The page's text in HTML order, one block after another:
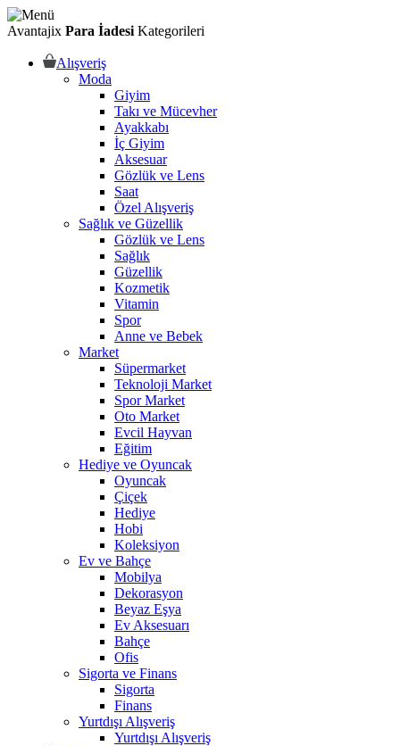
Avantajix Para İadesi Kategorileri
Alışveriş
Moda
Giyim
Takı ve Mücevher
Ayakkabı
İç Giyim
Aksesuar
Gözlük ve Lens
Saat
Özel Alışveriş
Sağlık ve Güzellik
Gözlük ve Lens
Sağlık
Güzellik
Kozmetik
Vitamin
Spor
Anne ve Bebek
Market
Süpermarket
Teknoloji Market
Spor Market
Oto Market
Evcil Hayvan
Eğitim
Hediye ve Oyuncak
Oyuncak
Çiçek
Hediye
Hobi
Koleksiyon
Ev ve Bahçe
Mobilya
Dekorasyon
Beyaz Eşya
Ev Aksesuarı
Bahçe
Ofis
Sigorta ve Finans
Sigorta
Finans
Yurtdışı Alışveriş
Yurtdışı Alışveriş